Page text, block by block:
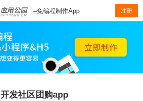
--免编程制作App 注册
开发社区团购app